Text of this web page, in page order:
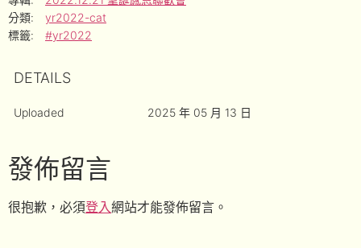
分類:
yr2022-cat
標籤:
#yr2022
DETAILS
Uploaded 2025 年 05 月 13 日
發佈留言
很抱歉，必須登入網站才能發佈留言。